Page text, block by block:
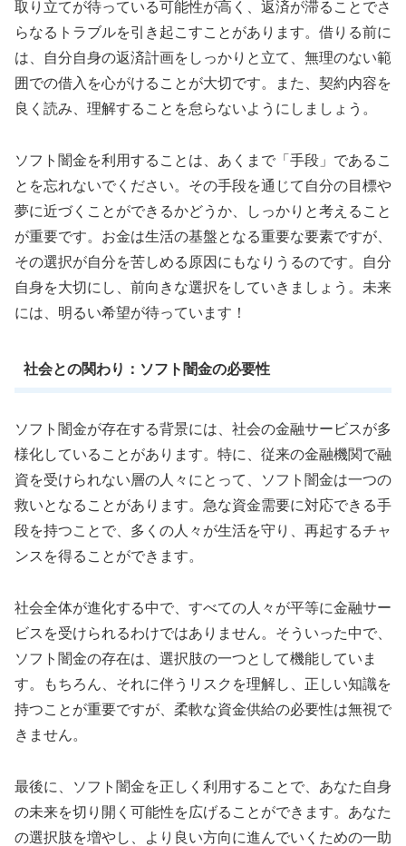
取り立てが待っている可能性が高く、返済が滞ることでさ
らなるトラブルを引き起こすことがあります。借りる前に
は、自分自身の返済計画をしっかりと立て、無理のない範
囲での借入を心がけることが大切です。また、契約内容を
良く読み、理解することを怠らないようにしましょう。
ソフト闇金を利用することは、あくまで「手段」であるこ
とを忘れないでください。その手段を通じて自分の目標や
夢に近づくことができるかどうか、しっかりと考えること
が重要です。お金は生活の基盤となる重要な要素ですが、
その選択が自分を苦しめる原因にもなりうるのです。自分
自身を大切にし、前向きな選択をしていきましょう。未来
には、明るい希望が待っています！
社会との関わり：ソフト闇金の必要性
ソフト闇金が存在する背景には、社会の金融サービスが多
様化していることがあります。特に、従来の金融機関で融
資を受けられない層の人々にとって、ソフト闇金は一つの
救いとなることがあります。急な資金需要に対応できる手
段を持つことで、多くの人々が生活を守り、再起するチャ
ンスを得ることができます。
社会全体が進化する中で、すべての人々が平等に金融サー
ビスを受けられるわけではありません。そういった中で、
ソフト闇金の存在は、選択肢の一つとして機能していま
す。もちろん、それに伴うリスクを理解し、正しい知識を
持つことが重要ですが、柔軟な資金供給の必要性は無視で
きません。
最後に、ソフト闇金を正しく利用することで、あなた自身
の未来を切り開く可能性を広げることができます。あなた
の選択肢を増やし、より良い方向に進んでいくための一助